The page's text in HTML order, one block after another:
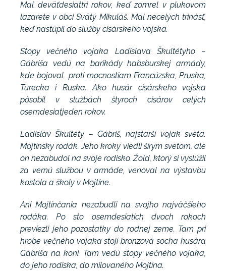
Mal deväťdesiattri rokov, keď zomrel v plukovom
lazarete v obci Svätý Mikuláš. Mal necelých trinásť,
keď nastúpil do služby cisárskeho vojska.
Stopy večného vojaka Ladislava Škultétyho –
Gábriša vedú na barikády habsburskej armády,
kde bojoval proti mocnostiam Francúzska, Pruska,
Turecka i Ruska. Ako husár cisárskeho vojska
pôsobil v službách štyroch cisárov celých
osemdesiatjeden rokov.
Ladislav Škultéty – Gábriš, najstarší vojak sveta.
Mojtínsky rodák. Jeho kroky viedli šírym svetom, ale
on nezabudol na svoje rodisko. Žold, ktorý si vyslúžil
za vernú službou v armáde, venoval na výstavbu
kostola a školy v Mojtíne.
Ani Mojtínčania nezabudli na svojho najväčšieho
rodáka. Po sto osemdesiatich dvoch rokoch
previezli jeho pozostatky do rodnej zeme. Tam pri
hrobe večného vojaka stojí bronzová socha husára
Gábriša na koni. Tam vedú stopy večného vojaka,
do jeho rodiska, do milovaného Mojtína.